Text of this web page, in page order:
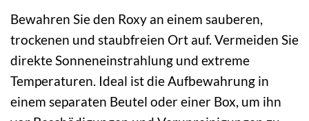
Bewahren Sie den Roxy an einem sauberen,
trockenen und staubfreien Ort auf. Vermeiden Sie
direkte Sonneneinstrahlung und extreme
Temperaturen. Ideal ist die Aufbewahrung in
einem separaten Beutel oder einer Box, um ihn